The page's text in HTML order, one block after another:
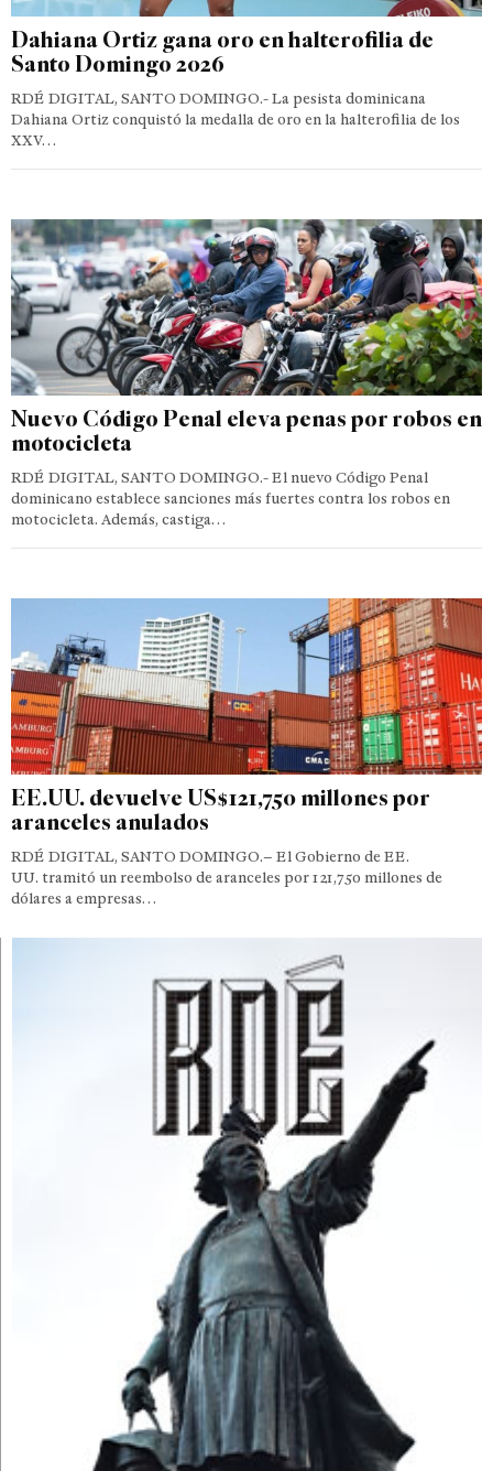
Dahiana Ortiz gana oro en halterofilia de
Santo Domingo 2026
RDÉ DIGITAL, SANTO DOMINGO.- La pesista dominicana
Dahiana Ortiz conquistó la medalla de oro en la halterofilia de los
XXV…
Nuevo Código Penal eleva penas por robos en
motocicleta
RDÉ DIGITAL, SANTO DOMINGO.- El nuevo Código Penal
dominicano establece sanciones más fuertes contra los robos en
motocicleta. Además, castiga…
EE.UU. devuelve US$121,750 millones por
aranceles anulados
RDÉ DIGITAL, SANTO DOMINGO.– El Gobierno de EE.
UU. tramitó un reembolso de aranceles por 121,750 millones de
dólares a empresas…